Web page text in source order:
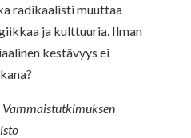
radikaalisti muuttaa
ja kulttuuria. Ilman
kestävyys ei